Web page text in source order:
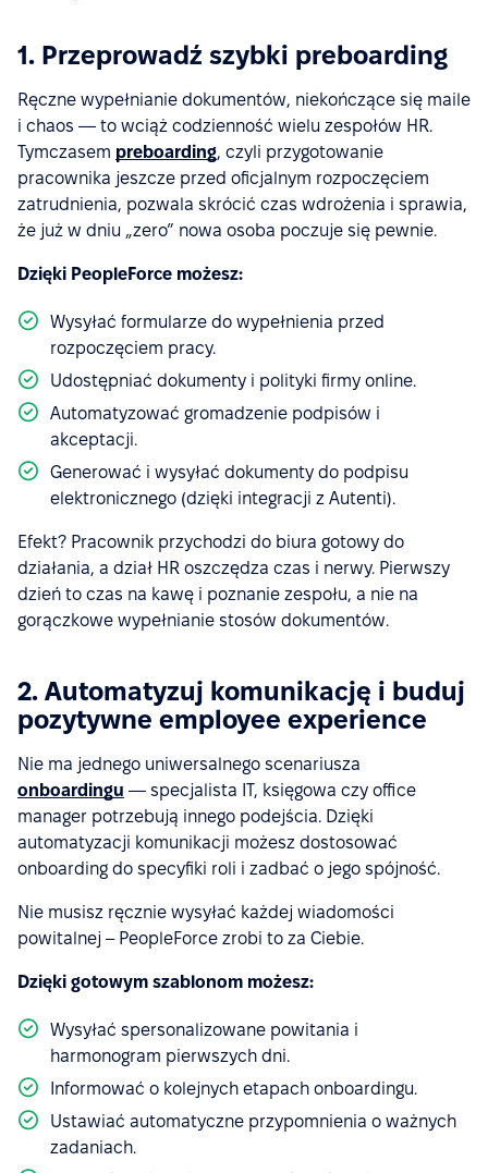
1. Przeprowadź szybki preboarding
Ręczne wypełnianie dokumentów, niekończące się maile
i chaos — to wciąż codzienność wielu zespołów HR.
Tymczasem preboarding, czyli przygotowanie
pracownika jeszcze przed oficjalnym rozpoczęciem
zatrudnienia, pozwala skrócić czas wdrożenia i sprawia,
że już w dniu „zero” nowa osoba poczuje się pewnie.
Dzięki PeopleForce możesz:
Wysyłać formularze do wypełnienia przed
rozpoczęciem pracy.
Udostępniać dokumenty i polityki firmy online.
Automatyzować gromadzenie podpisów i
akceptacji.
Generować i wysyłać dokumenty do podpisu
elektronicznego (dzięki integracji z Autenti).
Efekt? Pracownik przychodzi do biura gotowy do
działania, a dział HR oszczędza czas i nerwy. Pierwszy
dzień to czas na kawę i poznanie zespołu, a nie na
gorączkowe wypełnianie stosów dokumentów.
2. Automatyzuj komunikację i buduj
pozytywne employee experience
Nie ma jednego uniwersalnego scenariusza
onboardingu — specjalista IT, księgowa czy office
manager potrzebują innego podejścia. Dzięki
automatyzacji komunikacji możesz dostosować
onboarding do specyfiki roli i zadbać o jego spójność.
Nie musisz ręcznie wysyłać każdej wiadomości
powitalnej – PeopleForce zrobi to za Ciebie.
Dzięki gotowym szablonom możesz:
Wysyłać spersonalizowane powitania i
harmonogram pierwszych dni.
Informować o kolejnych etapach onboardingu.
Ustawiać automatyczne przypomnienia o ważnych
zadaniach.